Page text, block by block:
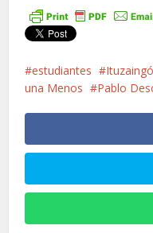
estudiantes Ituzaingó
una Menos
Pablo